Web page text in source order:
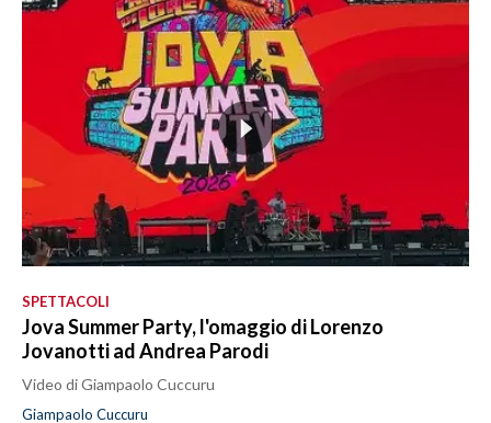
SPETTACOLI
Jova Summer Party, l'omaggio di Lorenzo
Jovanotti ad Andrea Parodi
Video di Giampaolo Cuccuru
Giampaolo Cuccuru